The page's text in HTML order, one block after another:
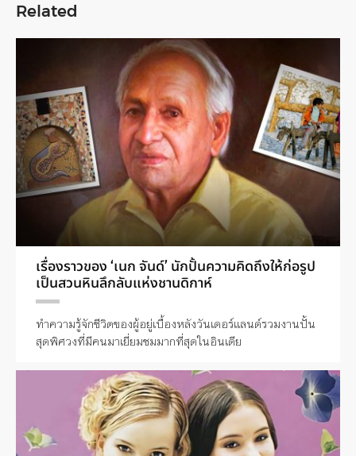
Related
เรื่องราวของ ‘เนก จันด์’ นักปั้นความคิดถึงให้ก่อรูป
เป็นสวนหินลึกลับแห่งชานดิกาห์
ทำความรู้จักชีวิตของผู้อยู่เบื้องหลังวันเดอร์แลนด์รวมงานปั้น
สุดพิศวงที่มีคนมาเยี่ยมชมมากที่สุดในอินเดีย